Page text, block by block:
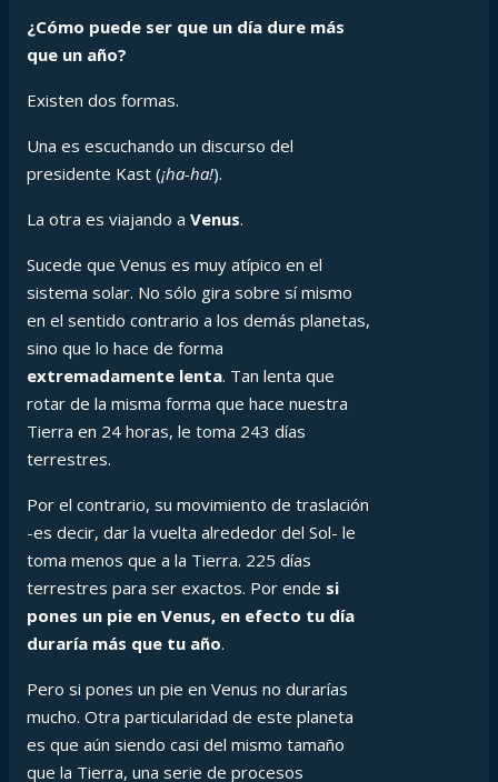
¿Cómo puede ser que un día dure más
que un año?
Existen dos formas.
Una es escuchando un discurso del
presidente Kast (¡ha-ha!).
La otra es viajando a Venus.
Sucede que Venus es muy atípico en el
sistema solar. No sólo gira sobre sí mismo
en el sentido contrario a los demás planetas,
sino que lo hace de forma
extremadamente lenta. Tan lenta que
rotar de la misma forma que hace nuestra
Tierra en 24 horas, le toma 243 días
terrestres.
Por el contrario, su movimiento de traslación
-es decir, dar la vuelta alrededor del Sol- le
toma menos que a la Tierra. 225 días
terrestres para ser exactos. Por ende si
pones un pie en Venus, en efecto tu día
duraría más que tu año.
Pero si pones un pie en Venus no durarías
mucho. Otra particularidad de este planeta
es que aún siendo casi del mismo tamaño
que la Tierra, una serie de procesos